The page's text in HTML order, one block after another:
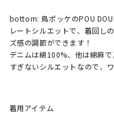
bottom: 鳥ポッケのPOU
レートシルエットで、着回し
ズ感の調節ができます！
デニムは綿100%、他は綿麻
すぎないシルエットなので、
着用アイテム